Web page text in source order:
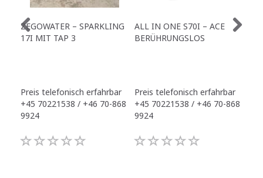
ZEGOWATER – SPARKLING
17I MIT TAP 3
Preis telefonisch erfahrbar
+45 70221538 / +46 70-868
9924
ALL IN ONE S70I – ACE
BERÜHRUNGSLOS
Preis telefonisch erfahrbar
+45 70221538 / +46 70-868
9924